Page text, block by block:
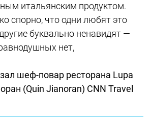
итальянским продуктом.
спорно, что одни любят это
буквально ненавидят —
нет,
шеф-повар ресторана Lupa
(Quin Jianoran) CNN Travel